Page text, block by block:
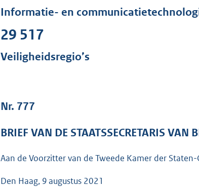
a
t
:
Informatie- en
29 517
Veiligheidsregio’s
Nr. 777
BRIEF VAN DE STAATSSECRETARIS
Aan de Voorzitter van de Tweede Kamer der Staten-
Den Haag, 9 augustus 2021